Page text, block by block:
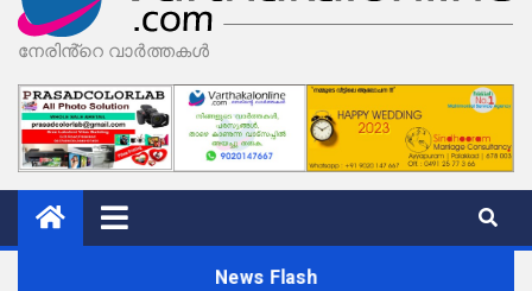
നേരിൻ്റെ വാർത്തകൾ
News Flash